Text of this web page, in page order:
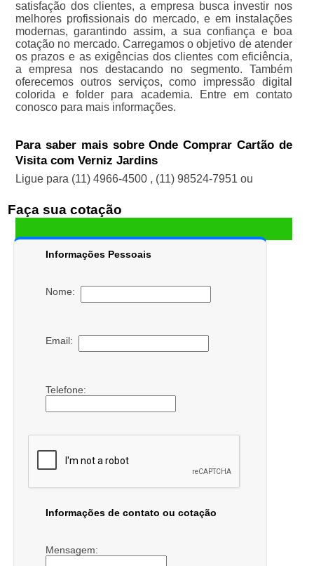
satisfação dos clientes, a empresa busca investir nos
melhores profissionais do mercado, e em instalações
modernas, garantindo assim, a sua confiança e boa
cotação no mercado. Carregamos o objetivo de atender
os prazos e as exigências dos clientes com eficiência,
a empresa nos destacando no segmento. Também
oferecemos outros serviços, como impressão digital
colorida e folder para academia. Entre em contato
conosco para mais informações.
Para saber mais sobre Onde Comprar Cartão de
Visita com Verniz Jardins
Ligue para (11) 4966-4500 , (11) 98524-7951 ou
Faça sua cotação
Informações Pessoais
Nome:
Email:
Telefone:
Informações de contato ou cotação
Mensagem: